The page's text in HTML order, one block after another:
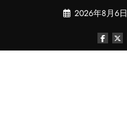
ツ
2026年8月6日